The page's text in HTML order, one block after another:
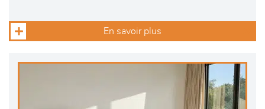
En savoir plus